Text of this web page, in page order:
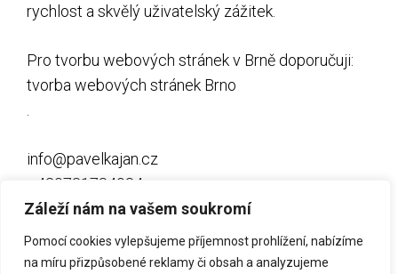
Záleží nám na vašem soukromí
Pomocí cookies vylepšujeme příjemnost prohlížení, nabízíme
na míru přizpůsobené reklamy či obsah a analyzujeme
rychlost a skvělý uživatelský zážitek.
Pro tvorbu webových stránek v Brně doporučuji:
tvorba webových stránek Brno
info@pavelkajan.cz
+420731784984
Xing
Linkedin